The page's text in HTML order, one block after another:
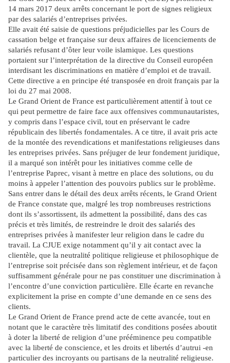
14 mars 2017 deux arrêts concernant le port de signes religieux
par des salariés d’entreprises privées.
Elle avait été saisie de questions préjudicielles par les Cours de
cassation belge et française sur deux affaires de licenciements de
salariés refusant d’ôter leur voile islamique. Les questions
portaient sur l’interprétation de la directive du Conseil européen
interdisant les discriminations en matière d’emploi et de travail.
Cette directive a en principe été transposée en droit français par la
loi du 27 mai 2008.
Le Grand Orient de France est particulièrement attentif à tout ce
qui peut permettre de faire face aux offensives communautaristes,
y compris dans l’espace civil, tout en préservant le cadre
républicain des libertés fondamentales. A ce titre, il avait pris acte
de la montée des revendications et manifestations religieuses dans
les entreprises privées. Sans préjuger de leur fondement juridique,
il a marqué son intérêt pour les initiatives comme celle de
l’entreprise Paprec, visant à mettre en place des solutions, ou du
moins à appeler l’attention des pouvoirs publics sur le problème.
Sans entrer dans le détail des deux arrêts récents, le Grand Orient
de France constate que, malgré les trop nombreuses restrictions
dont ils s’assortissent, ils admettent la possibilité, dans des cas
précis et très limités, de restreindre le droit des salariés des
entreprises privées à manifester leur religion dans le cadre du
travail. La CJUE exige notamment qu’il y ait contact avec la
clientèle, que la neutralité politique religieuse et philosophique de
l’entreprise soit précisée dans son règlement intérieur, et de façon
suffisamment générale pour ne pas constituer une discrimination à
l’encontre d’une conviction particulière. Elle écarte en revanche
explicitement la prise en compte d’une demande en ce sens des
clients.
Le Grand Orient de France prend acte de cette avancée, tout en
notant que le caractère très limitatif des conditions posées aboutit
à doter la liberté de religion d’une prééminence peu compatible
avec la liberté de conscience, et les droits et libertés d’autrui -en
particulier des incroyants ou partisans de la neutralité religieuse.